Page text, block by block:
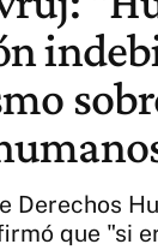
Derechos
que "si